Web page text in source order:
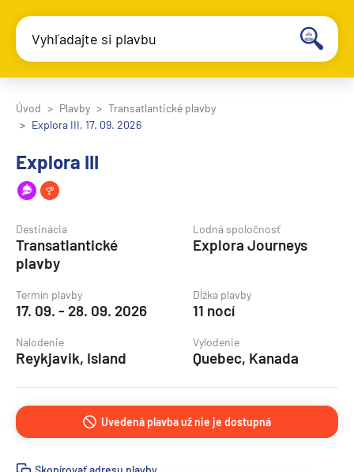
Vyhľadajte si plavbu
Úvod Plavby
Transatlantické plavby
Explora III, 17. 09. 2026
Explora III
Destinácia
Transatlantické
plavby
Lodná spoločnosť
Explora Journeys
Termín plavby
17. 09. - 28. 09. 2026
Dĺžka plavby
11 nocí
Nalodenie
Reykjavik, Island
Vylodenie
Quebec, Kanada
Uvedená plavba už nie je dostupná